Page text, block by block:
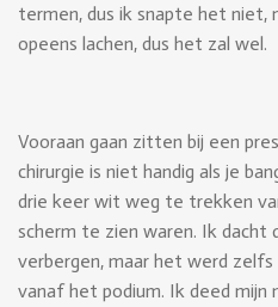
termen, dus ik snapte het niet,
opeens lachen, dus het zal wel.
Vooraan gaan zitten bij een
chirurgie is niet handig als je
drie keer wit weg te trekken
scherm te zien waren. Ik dacht
verbergen, maar het werd
vanaf het podium. Ik deed